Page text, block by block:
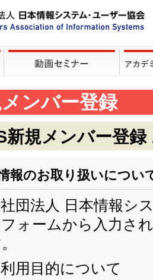
ンバー登録
新規メンバー登
報のお取り扱いについ
団法人 日本情報シ
ォームから入力さ
利用目的について